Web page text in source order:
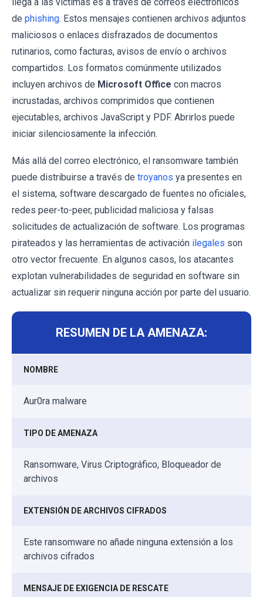
de phishing. Estos mensajes contienen archivos adjuntos
maliciosos o enlaces disfrazados de documentos
rutinarios, como facturas, avisos de envío o archivos
compartidos. Los formatos comúnmente utilizados
incluyen archivos de Microsoft Office con macros
incrustadas, archivos comprimidos que contienen
ejecutables, archivos JavaScript y PDF. Abrirlos puede
iniciar silenciosamente la infección.
Más allá del correo electrónico, el ransomware también
puede distribuirse a través de troyanos ya presentes en
el sistema, software descargado de fuentes no oficiales,
redes peer-to-peer, publicidad maliciosa y falsas
solicitudes de actualización de software. Los programas
pirateados y las herramientas de activación ilegales son
otro vector frecuente. En algunos casos, los atacantes
explotan vulnerabilidades de seguridad en software sin
actualizar sin requerir ninguna acción por parte del usuario.
RESUMEN DE LA AMENAZA:
NOMBRE
Aur0ra malware
TIPO DE AMENAZA
Ransomware, Virus Criptográfico, Bloqueador de
archivos
EXTENSIÓN DE ARCHIVOS CIFRADOS
Este ransomware no añade ninguna extensión a los
archivos cifrados
MENSAJE DE EXIGENCIA DE RESCATE